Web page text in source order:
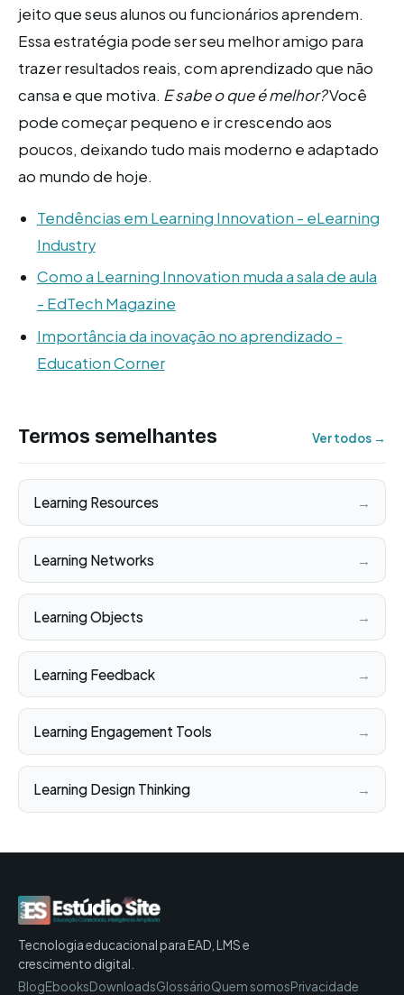
jeito que seus alunos ou funcionários aprendem.
Essa estratégia pode ser seu melhor amigo para
trazer resultados reais, com aprendizado que não
cansa e que motiva. E sabe o que é melhor?Você
pode começar pequeno e ir crescendo aos
poucos, deixando tudo mais moderno e adaptado
ao mundo de hoje.
Tendências em Learning Innovation - eLearning
Industry
Como a Learning Innovation muda a sala de aula
- EdTech Magazine
Importância da inovação no aprendizado -
Education Corner
Termos semelhantes Ver todos →
Learning Resources →
Learning Networks →
Learning Objects →
Learning Feedback →
Learning Engagement Tools →
Learning Design Thinking →
Tecnologia educacional para EAD, LMS e
crescimento digital.
BlogEbooksDownloadsGlossárioQuem somosPrivacidade